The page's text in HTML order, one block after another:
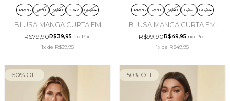
PP/36 P/38 M/40 G/42 GG/44
BLUSA MANGA CURTA EM
MALHA DE ALGODÃO ROSA
PÓ - DOCE TRAMA
R$79,90R$39,95 no Pix
1x de R$39,95
PP/36 P/38 M/40 G/42 GG/44
BLUSA MANGA CURTA EM
MALHA TRICOT FLAMÊ
VERDE CHÁ - DOCE TRAMA
R$99,90R$49,95 no Pix
1x de R$49,95
-50% OFF -50% OFF